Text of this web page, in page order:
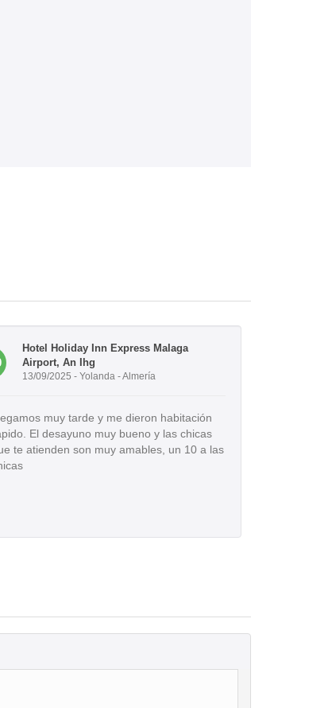
Hotel Holiday Inn Express Malaga
Airport, An Ihg
13/09/2025 - Yolanda - Almería
muy tarde y me dieron habitación
El desayuno muy bueno y las chicas
te atienden son muy amables, un 10 a las